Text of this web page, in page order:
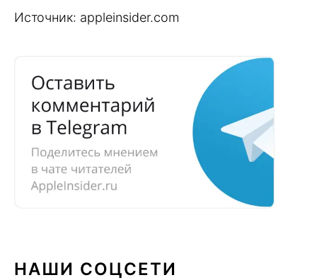
Источник: appleinsider.com
НАШИ СОЦСЕТИ